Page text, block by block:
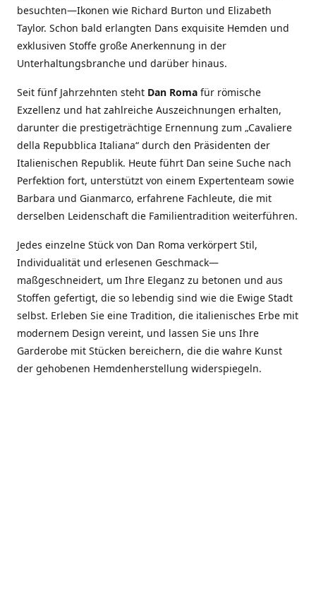
besuchten—Ikonen wie Richard Burton und Elizabeth
Taylor. Schon bald erlangten Dans exquisite Hemden und
exklusiven Stoffe große Anerkennung in der
Unterhaltungsbranche und darüber hinaus.
Seit fünf Jahrzehnten steht Dan Roma für römische
Exzellenz und hat zahlreiche Auszeichnungen erhalten,
darunter die prestigeträchtige Ernennung zum „Cavaliere
della Repubblica Italiana“ durch den Präsidenten der
Italienischen Republik. Heute führt Dan seine Suche nach
Perfektion fort, unterstützt von einem Expertenteam sowie
Barbara und Gianmarco, erfahrene Fachleute, die mit
derselben Leidenschaft die Familientradition weiterführen.
Jedes einzelne Stück von Dan Roma verkörpert Stil,
Individualität und erlesenen Geschmack—
maßgeschneidert, um Ihre Eleganz zu betonen und aus
Stoffen gefertigt, die so lebendig sind wie die Ewige Stadt
selbst. Erleben Sie eine Tradition, die italienisches Erbe mit
modernem Design vereint, und lassen Sie uns Ihre
Garderobe mit Stücken bereichern, die die wahre Kunst
der gehobenen Hemdenherstellung widerspiegeln.